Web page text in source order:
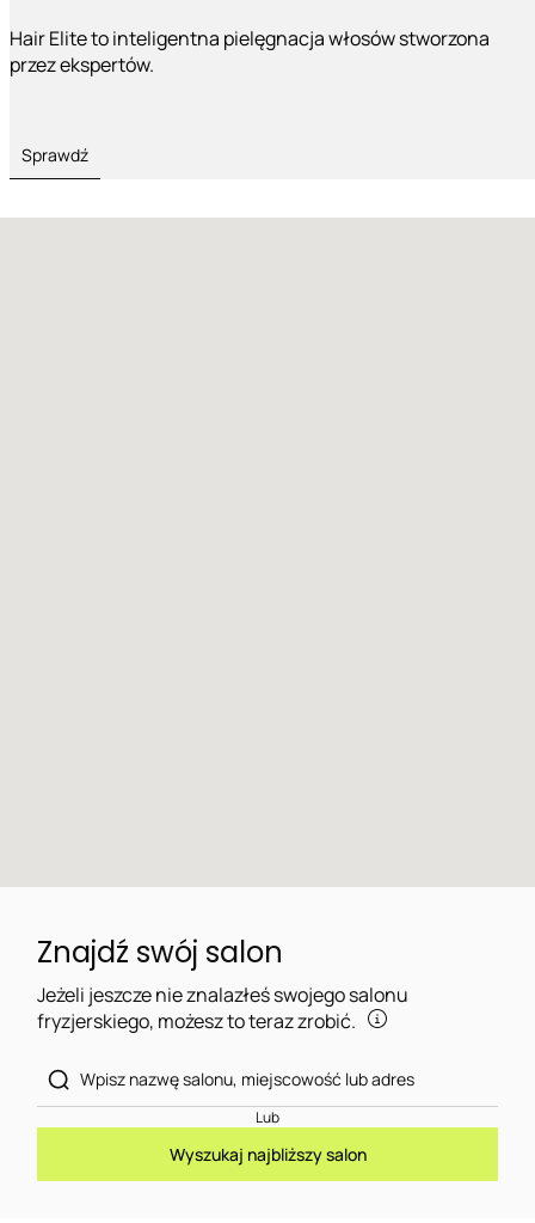
Hair Elite to inteligentna pielęgnacja włosów stworzona
przez ekspertów.
Sprawdź
Znajdź swój salon
Jeżeli jeszcze nie znalazłeś swojego salonu
fryzjerskiego, możesz to teraz zrobić.
Lub
Wyszukaj najbliższy salon